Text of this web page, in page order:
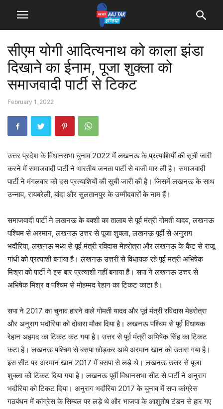
सीएम योगी आदित्यनाथ को काला झंडा
दिखाने का ईनाम, पूजा शुक्ला को
समाजवादी पार्टी से टिकट
February 1, 2022
उत्तर प्रदेश के विधानसभा चुनाव 2022 में लखनऊ के प्रत्याशियों की सूची जारी
करने में समाजवादी पार्टी ने भारतीय जनता पार्टी से बाजी मार ली है। समाजवादी
पार्टी ने मंगलवार को दस प्रत्याशियों की सूची जारी की है। जिसमें लखनऊ के साथ
उन्नाव, रायबरेली, बांदा और सुलतानपुर के उम्मीदवारों के नाम हैं।
समाजवादी पार्टी ने लखनऊ के बक्शी का तालाब से पूर्व मंत्री गोमती यादव, लखनऊ
पश्चिम से अरमान, लखनऊ उत्तर से पूजा शुक्ला, लखनऊ पूर्वी से अनुराग
भदौरिया, लखनऊ मध्य से पूर्व मंत्री रविदास मेहरोत्रा और लखनऊ के कैंट से राजू
गांधी को प्रत्याशी बनाया है। लखनऊ उत्तरी से विधायक रहे पूर्व मंत्री अभिषेक
मिश्रा को पार्टी ने इस बार प्रत्याशी नहीं बनाया है। सपा ने लखनऊ उत्तर से
अभिषेक मिश्र व पश्चिम से मोहम्मद रेहान का टिकट काटा है।
सपा ने 2017 का चुनाव हारने वाले गोमती यादव और पूर्व मंत्री रविदास मेहरोत्रा
और अनुराग भदौरिया को दोबारा मौका दिया है। लखनऊ पश्चिम से पूर्व विधायक
रेहान अहमद का टिकट कट गया है। उत्तर से पूर्व मंत्री अभिषेक सिंह का टिकट
कटा है। लखनऊ पश्चिम से बसपा छोड़कर आये अरमान खान को उतारा गया है।
इस सीट पर अरमान खान 2017 में बसपा से लड़े थे। लखनऊ उत्तर से पूजा
शुक्ला को टिकट दिया गया है। लखनऊ पूर्वी विधानसभा सीट से पार्टी ने अनुराग
भदौरिया को टिकट दिया। अनुराग भदौरिया 2017 के चुनाव में सपा कांग्रेस
गठबंधन में कांग्रेस के सिम्बल पर लड़े थे और भाजपा के आशुतोष टंडन से हार गए